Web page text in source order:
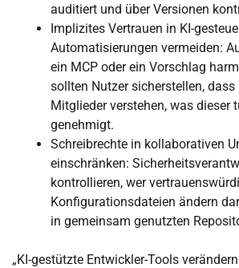
auditiert und über Versionen
Implizites Vertrauen in KI-
Automatisierungen vermeiden:
ein MCP oder ein Vorschlag
sollten Nutzer sicherstellen, dass
Mitglieder verstehen, was dieser
genehmigt.
Schreibrechte in kollaborativen
einschränken:
kontrollieren, wer
Konfigurationsdateien ändern
in gemeinsam genutzten
„KI-gestützte Entwickler-Tools